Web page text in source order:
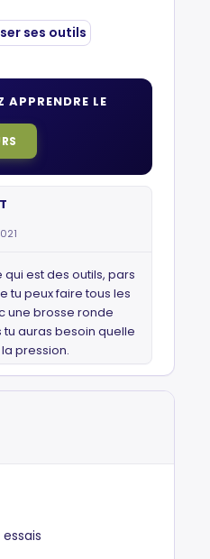
LE
qui est des outils, pars
tu peux faire tous les
une brosse ronde
auras besoin quelle
pression.